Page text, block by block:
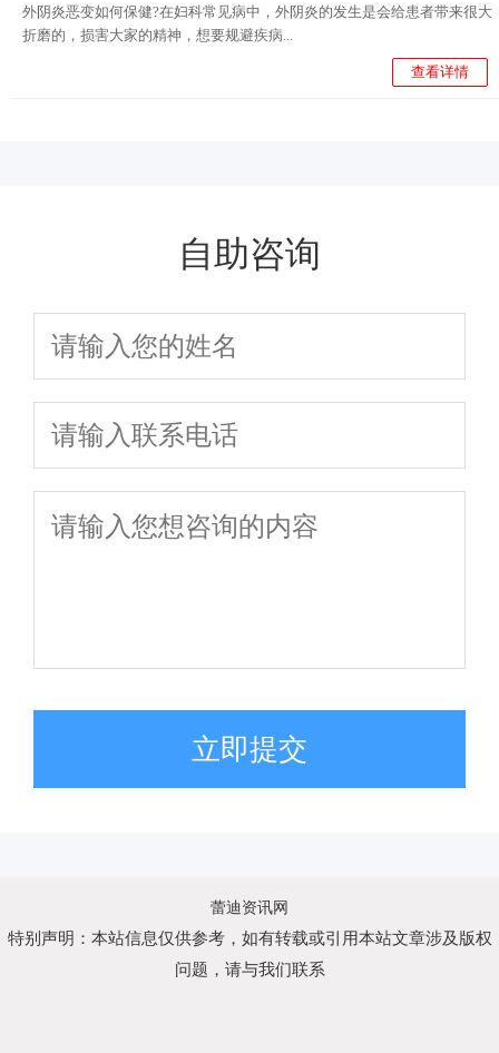
外阴炎恶变如何保健?在妇科常见病中，外阴炎的发生是会给患者带来很大
折磨的，损害大家的精神，想要规避疾病...
查看详情
自助咨询
立即提交
蕾迪资讯网
特别声明：本站信息仅供参考，如有转载或引用本站文章涉及版权
问题，请与我们联系